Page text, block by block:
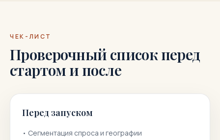
ЧЕК-ЛИСТ
Проверочный список перед
стартом и после
Перед запуском
• Сегментация спроса и географии